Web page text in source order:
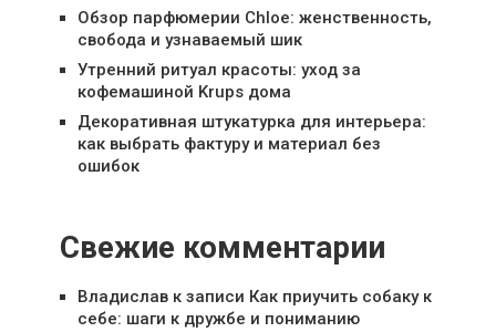
Обзор парфюмерии Chloe: женственность,
свобода и узнаваемый шик
Утренний ритуал красоты: уход за
кофемашиной Krups дома
Декоративная штукатурка для интерьера:
как выбрать фактуру и материал без
ошибок
Свежие комментарии
Владиславк записи Как приучить собаку к
себе: шаги к дружбе и пониманию